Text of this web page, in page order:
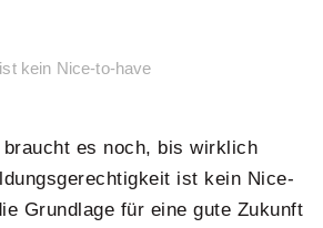
kein Nice-to-have
braucht es noch, bis wirklich
ist kein Nice-
Grundlage für eine gute Zukunft